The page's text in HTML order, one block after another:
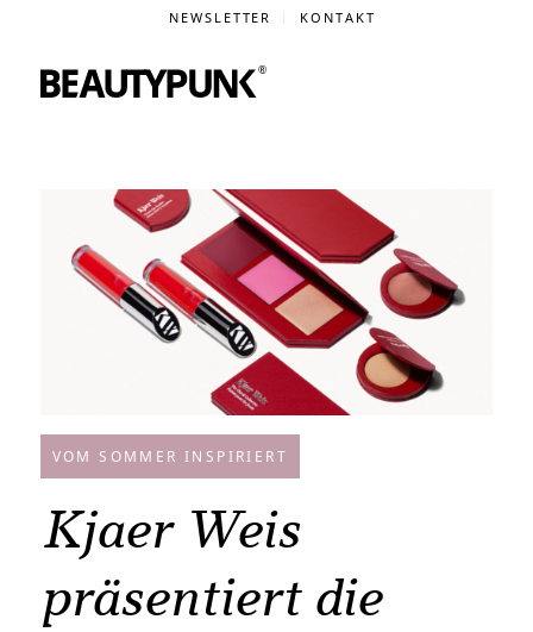
NEWSLETTER KONTAKT
VOM SOMMER INSPIRIERT
Kjaer Weis
präsentiert die